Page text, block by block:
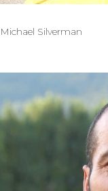
Michael Silverman